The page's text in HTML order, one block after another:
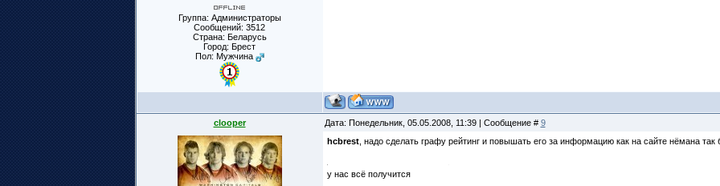
Группа: Администраторы
Сообщений: 3512
Страна: Беларусь
Город: Брест
Пол: Мужчина
clooper Дата: Понедельник, 05.05.2008, 11:39 | Сообщение # 9
hcbrest, надо сделать графу рейтинг и повышать его за информацию как на сайте нёмана так
у нас всё получится